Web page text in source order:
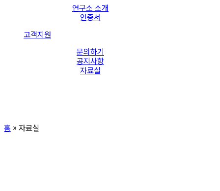
연구소 소개
인증서
고객지원
문의하기
공지사항
자료실
홈 » 자료실